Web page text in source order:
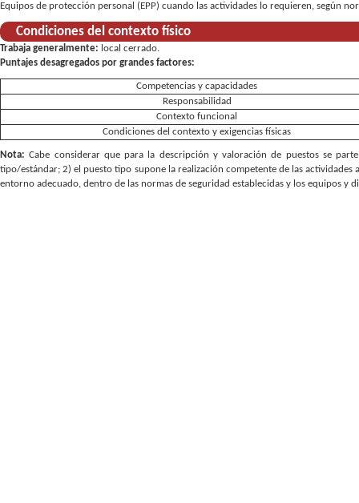
Equipos de protección personal (EPP) cuando las actividades lo requieren, según
Condiciones del contexto físico
Trabaja generalmente: local cerrado
Puntajes desagregados por grandes factores:
Competencias y capacidades
Responsabilidad
Contexto funcional
Condiciones del contexto y exigencias físicas
Nota:Cabe considerar que para la descripción y valoración de puestos se
tipo/estándar; 2) el puesto tipo supone la realización competente de las
entorno adecuado, dentro de las normas de seguridad establecidas y los equipos y